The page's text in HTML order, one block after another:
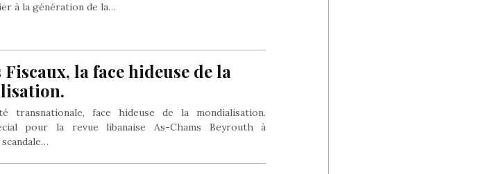
à la génération de la…
la face hideuse de la
transnationale, face hideuse de la mondialisation.
pour la revue libanaise As-Chams Beyrouth à
scandale…